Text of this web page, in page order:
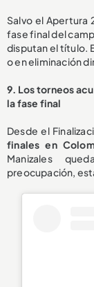
Salvo el Apertura
fase final del
disputan el título.
o en eliminación
9. Los torneos
la fase final
Desde el
finales en
Manizales
preocupación,